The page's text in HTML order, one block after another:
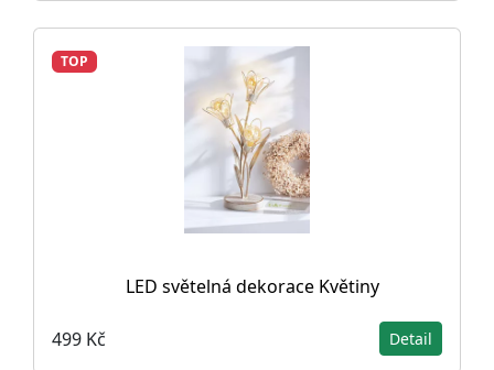
TOP
LED světelná dekorace Květiny
499 Kč Detail